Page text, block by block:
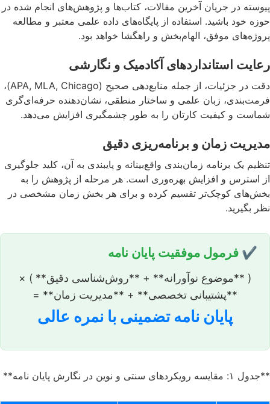
پیوسته در جریان آخرین مقالات، کتاب‌ها و پژوهش‌های انجام شده در
حوزه خود باشید. استفاده از پایگاه‌های داده علمی معتبر و مطالعه
پروژه‌های موفق، الهام‌بخش و راهگشا خواهد بود.
رعایت استانداردهای آکادمیک و نگارشی
دقت در جزئیات، از جمله منابع‌دهی صحیح (APA, MLA, Chicago)،
فرمت‌بندی، زبان علمی و ساختار منطقی، نشان‌دهنده حرفه‌ای‌گری
شماست و کیفیت کارتان را به طور چشمگیری افزایش می‌دهد.
مدیریت زمان و برنامه‌ریزی دقیق
تنظیم یک برنامه زمان‌بندی واقع‌بینانه و پایبندی به آن، کلید جلوگیری
از استرس و افزایش بهره‌وری است. هر مرحله از پژوهش را به
بخش‌های کوچک‌تر تقسیم کرده و برای هر بخش زمان مشخصی در
نظر بگیرید.
✔️ فرمول موفقیت پایان نامه
( **موضوع نوآورانه** + **روش‌شناسی دقیق** ) ×
**پشتیبانی تخصصی** + **مدیریت زمان** =
پایان نامه تضمینی با نمره عالی
**جدول ۱: مقایسه رویکردهای سنتی و نوین در نگارش پایان نامه**